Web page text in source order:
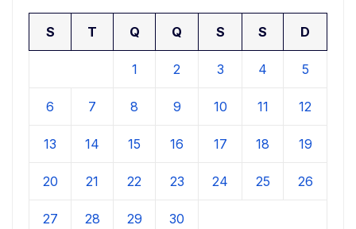
S T Q Q S S D
1 2 3 4 5
6 7 8 9 10 11 12
13 14 15 16 17 18 19
20 21 22 23 24 25 26
27 28 29 30